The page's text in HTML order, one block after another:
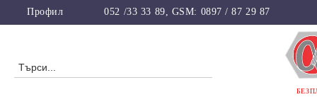
Профил 052 /33 33 89, GSM: 0897 / 87 29 87